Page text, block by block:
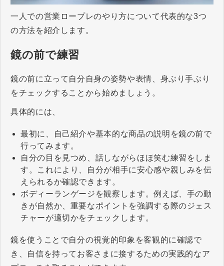
一人での営業ロープレのやり方について代表的な3つ
の方法を紹介します。
鏡の前で練習
鏡の前に立って自分自身の姿勢や表情、身ぶり手ぶり
をチェックすることから始めましょう。
具体的には、
最初に、自己紹介や基本的な商品の説明を鏡の前で
行ってみます。
自分の目を見つめ、話しながらほほ笑む練習をしま
す。これにより、自分が相手に安心感や親しみを伝
えられるか確認できます。
ボディーランゲージを観察します。例えば、手の動
きが自然か、重要なポイントを強調する際のジェス
チャーが適切かをチェックします。
鏡を使うことで自分の視覚的印象を客観的に確認で
き、自信を持ってお客さまに接するための実践的なア